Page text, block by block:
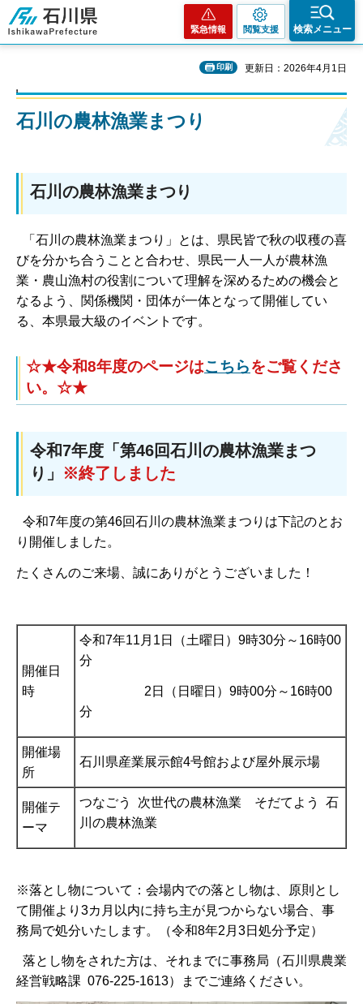
石川県
緊急情報 閲覧支援 検索メニュー
印刷 更新日：2026年4月1日
石川の農林漁業まつり
石川の農林漁業まつり
「石川の農林漁業まつり」とは、県民皆で秋の収穫の喜
びを分かち合うことと合わせ、県民一人一人が農林漁
業・農山漁村の役割について理解を深めるための機会と
なるよう、関係機関・団体が一体となって開催してい
る、本県最大級のイベントです。
☆★令和8年度のページはこちらをご覧くださ
い。☆★
令和7年度「第46回石川の農林漁業まつ
り」 ※終了しました
令和7年度の第46回石川の農林漁業まつりは下記のとお
り開催しました。
たくさんのご来場、誠にありがとうございました！
開催日
時
令和7年11月1日（土曜日）9時30分～16時00
分
2日（日曜日）9時00分～16時00
分
開催場
所
石川県産業展示館4号館および屋外展示場
開催テ
ーマ
つなごう 次世代の農林漁業 そだてよう 石
川の農林漁業
※落とし物について：会場内での落とし物は、原則とし
て開催より3カ月以内に持ち主が見つからない場合、事
務局で処分いたします。（令和8年2月3日処分予定）
落とし物をされた方は、それまでに事務局（石川県農業
経営戦略課 076-225-1613）までご連絡ください。